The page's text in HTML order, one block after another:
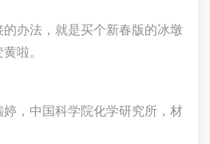
的办法，就是买个新春版的冰墩
啦。
婷，中国科学院化学研究所，材